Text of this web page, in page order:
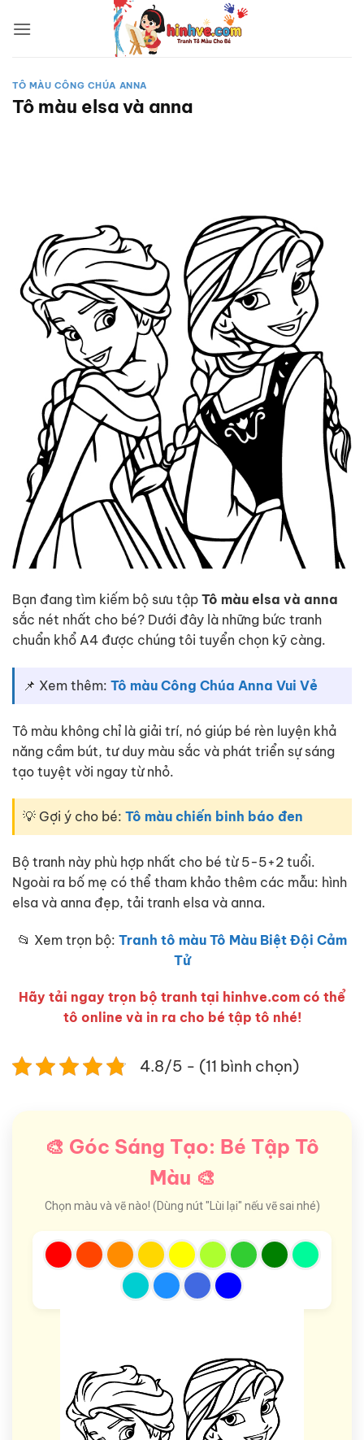
qua
TÔ MÀU CÔNG CHÚA ANNA
Tô màu elsa và anna
Bạn đang tìm kiếm bộ sưu tập Tô màu elsa và anna
sắc nét nhất cho bé? Dưới đây là những bức tranh
chuẩn khổ A4 được chúng tôi tuyển chọn kỹ càng.
📌 Xem thêm: Tô màu Công Chúa Anna Vui Vẻ
Tô màu không chỉ là giải trí, nó giúp bé rèn luyện khả
năng cầm bút, tư duy màu sắc và phát triển sự sáng
tạo tuyệt vời ngay từ nhỏ.
💡 Gợi ý cho bé: Tô màu chiến binh báo đen
Bộ tranh này phù hợp nhất cho bé từ 5-5+2 tuổi.
Ngoài ra bố mẹ có thể tham khảo thêm các mẫu: hình
elsa và anna đẹp, tải tranh elsa và anna.
📂 Xem trọn bộ: Tranh tô màu Tô Màu Biệt Đội Cảm
Tử
Hãy tải ngay trọn bộ tranh tại hinhve.com có thể
tô online và in ra cho bé tập tô nhé!
4.8/5 - (11 bình chọn)
🎨 Góc Sáng Tạo: Bé Tập Tô
Màu 🎨
Chọn màu và vẽ nào! (Dùng nút "Lùi lại" nếu vẽ sai nhé)